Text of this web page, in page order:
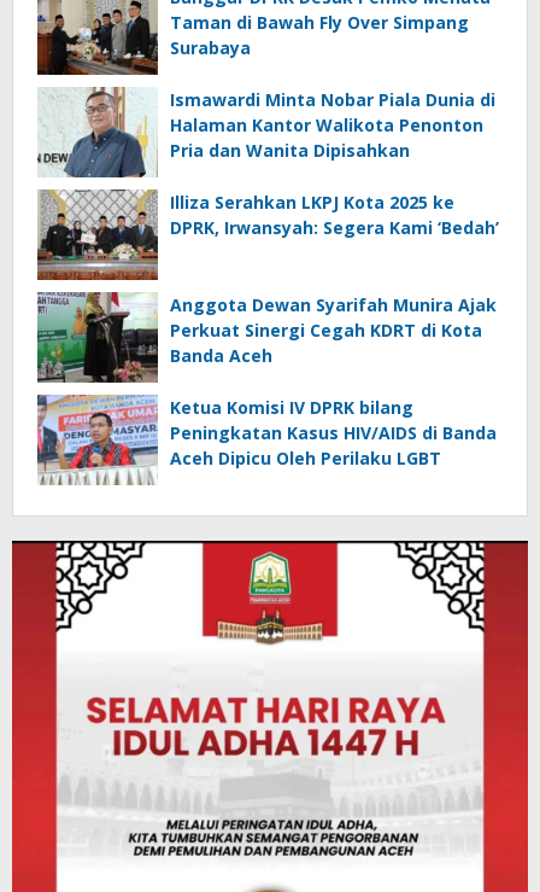
Taman di Bawah Fly Over Simpang
Surabaya
Ismawardi Minta Nobar Piala Dunia di
Halaman Kantor Walikota Penonton
Pria dan Wanita Dipisahkan
Illiza Serahkan LKPJ Kota 2025 ke
DPRK, Irwansyah: Segera Kami ‘Bedah’
Anggota Dewan Syarifah Munira Ajak
Perkuat Sinergi Cegah KDRT di Kota
Banda Aceh
Ketua Komisi IV DPRK bilang
Peningkatan Kasus HIV/AIDS di Banda
Aceh Dipicu Oleh Perilaku LGBT